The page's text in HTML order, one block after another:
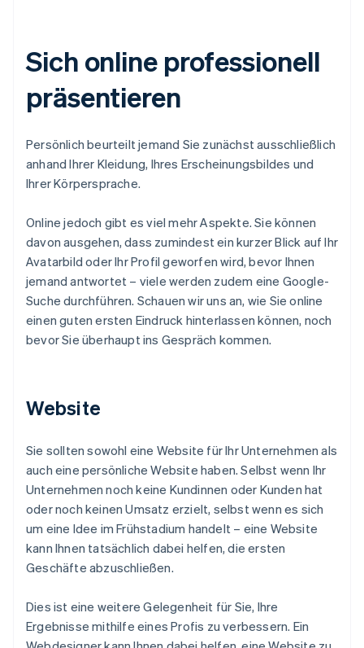
Sich online professionell
präsentieren
Persönlich beurteilt jemand Sie zunächst ausschließlich
anhand Ihrer Kleidung, Ihres Erscheinungsbildes und
Ihrer Körpersprache.
Online jedoch gibt es viel mehr Aspekte. Sie können
davon ausgehen, dass zumindest ein kurzer Blick auf Ihr
Avatarbild oder Ihr Profil geworfen wird, bevor Ihnen
jemand antwortet – viele werden zudem eine Google-
Suche durchführen. Schauen wir uns an, wie Sie online
einen guten ersten Eindruck hinterlassen können, noch
bevor Sie überhaupt ins Gespräch kommen.
Website
Sie sollten sowohl eine Website für Ihr Unternehmen als
auch eine persönliche Website haben. Selbst wenn Ihr
Unternehmen noch keine Kundinnen oder Kunden hat
oder noch keinen Umsatz erzielt, selbst wenn es sich
um eine Idee im Frühstadium handelt – eine Website
kann Ihnen tatsächlich dabei helfen, die ersten
Geschäfte abzuschließen.
Dies ist eine weitere Gelegenheit für Sie, Ihre
Ergebnisse mithilfe eines Profis zu verbessern. Ein